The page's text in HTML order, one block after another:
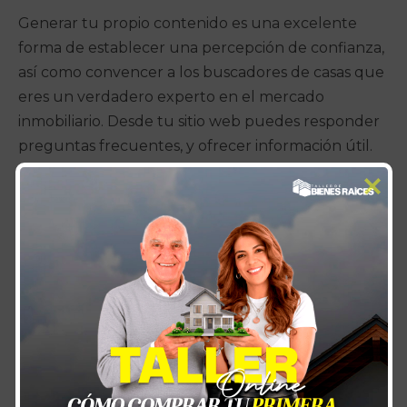
Generar tu propio contenido es una excelente
forma de establecer una percepción de confianza,
así como convencer a los buscadores de casas que
eres un verdadero experto en el mercado
inmobiliario. Desde tu sitio web puedes responder
preguntas frecuentes, y ofrecer información útil.
Un boletín semanal de noticias te permitirá
promover las propiedades que tienes en el
Estos 5 consejos para un marketing online exitoso
de bienes raíces son solo la punta del iceberg de
todos los recursos que puedes utilizar para
potenciar tus inversiones. Estos puntos y muchos
más, son los que abarcamos ennuestros
programas y talleresdonde enseñamos a las